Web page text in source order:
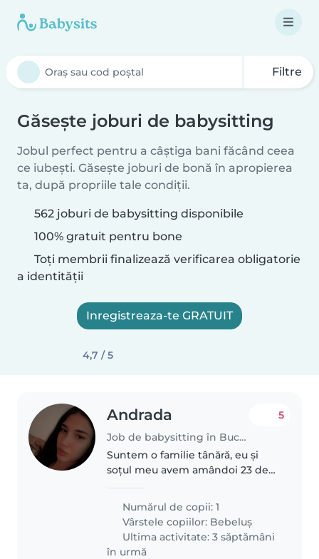
Filtre
Găsește joburi de babysitting
Jobul perfect pentru a câștiga bani făcând ceea
ce iubești. Găsește joburi de bonă în apropierea
ta, după propriile tale condiții.
562 joburi de babysitting disponibile
100% gratuit pentru bone
Toți membrii finalizează verificarea obligatorie
a identității
Inregistreaza-te GRATUIT
4,7 / 5
Andrada
Job de babysitting în București
5
Suntem o familie tânără, eu și
soțul meu avem amândoi 23 de
minunată, Cataleya Nicole, în
vârstă de 6 luni și jumătate.
Suntem o familie veselă,
prietenoasă..
Numărul de copii: 1
Vârstele copiilor: Bebeluș
Ultima activitate: 3 săptămâni
în urmă